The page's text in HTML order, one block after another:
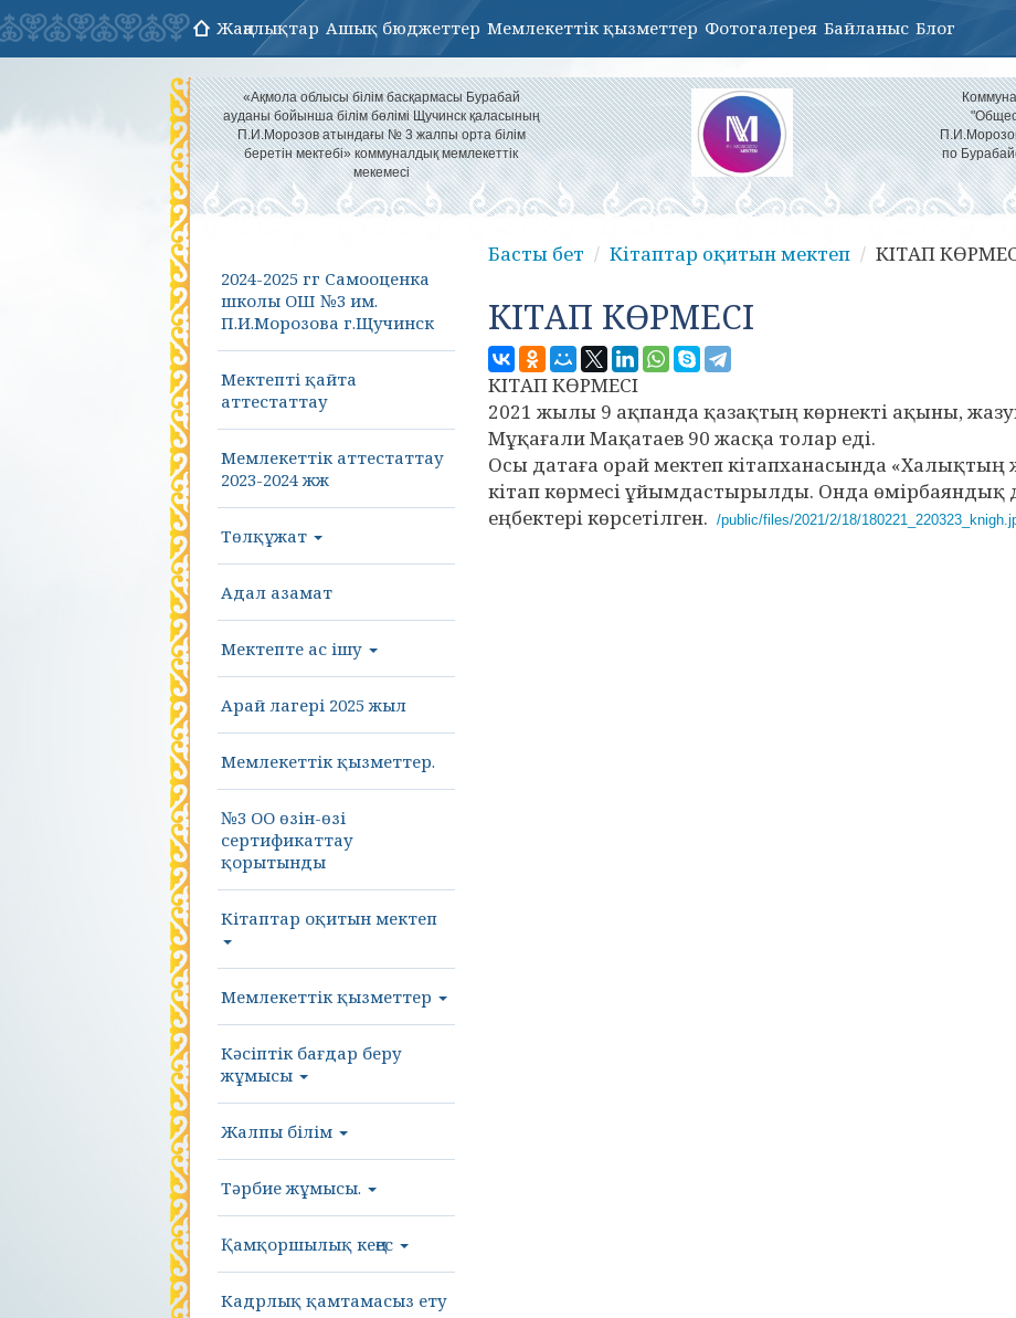
Жаңалықтар Ашық бюджеттер Мемлекеттік қызметтер Фотогалерея Байланыс Блог
«Ақмола облысы білім басқармасы Бурабай
ауданы бойынша білім бөлімі Щучинск қаласының
П.И.Морозов атындағы № 3 жалпы орта білім
беретін мектебі» коммуналдық мемлекеттік
мекемесі
по
2024-2025 гг Самооценка
школы ОШ №3 им.
П.И.Морозова г.Щучинск
Мектепті қайта
аттестаттау
Мемлекеттік аттестаттау
2023-2024 жж
Төлқұжат
Адал азамат
Мектепте ас ішу
Арай лагері 2025 жыл
Мемлекеттік қызметтер.
№3 ОО өзін-өзі
сертификаттау
қорытынды
Кітаптар оқитын мектеп
Мемлекеттік қызметтер
Кәсіптік бағдар беру
жұмысы
Жалпы білім
Тәрбие жұмысы.
Қамқоршылық кеңес
Кадрлық қамтамасыз ету
Басты бет Кітаптар оқитын мектеп КІТАП
КІТАП КӨРМЕСІ
КІТАП КӨРМЕСІ
2021 жылы 9 ақпанда қазақтың көрнекті ақыны,
Мұқағали Мақатаев 90 жасқа толар еді.
Осы датаға орай мектеп кітапханасында
кітап көрмесі ұйымдастырылды. Онда өмірбаяндық
еңбектері көрсетілген. /public/files/2021/2/18/